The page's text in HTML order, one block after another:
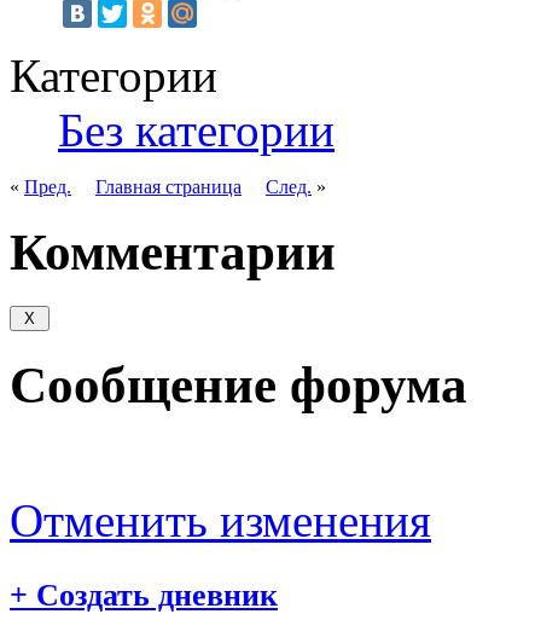
Категории
Без категории
« Пред. Главная страница След. »
Комментарии
Сообщение форума
Отменить изменения
+ Создать дневник